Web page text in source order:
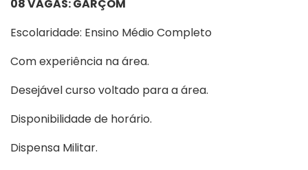
08 VAGAS: GARÇOM
Escolaridade: Ensino Médio Completo
Com experiência na área.
Desejável curso voltado para a área.
Disponibilidade de horário.
Dispensa Militar.